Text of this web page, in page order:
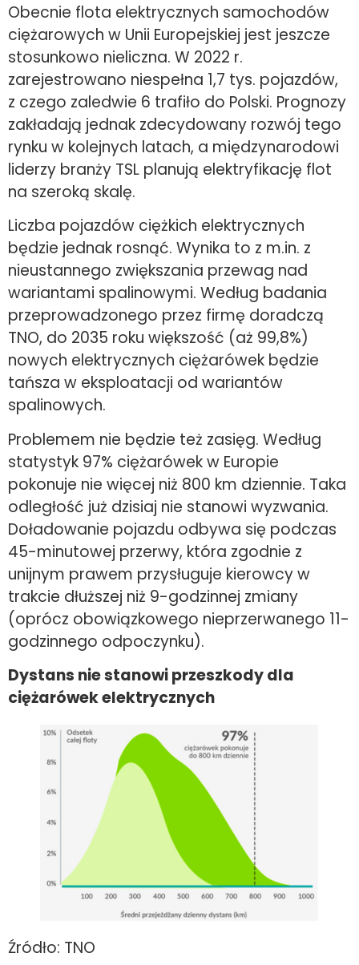
Obecnie flota elektrycznych samochodów
ciężarowych w Unii Europejskiej jest jeszcze
stosunkowo nieliczna. W 2022 r.
zarejestrowano niespełna 1,7 tys. pojazdów,
z czego zaledwie 6 trafiło do Polski. Prognozy
zakładają jednak zdecydowany rozwój tego
rynku w kolejnych latach, a międzynarodowi
liderzy branży TSL planują elektryfikację flot
na szeroką skalę.
Liczba pojazdów ciężkich elektrycznych
będzie jednak rosnąć. Wynika to z m.in. z
nieustannego zwiększania przewag nad
wariantami spalinowymi. Według badania
przeprowadzonego przez firmę doradczą
TNO, do 2035 roku większość (aż 99,8%)
nowych elektrycznych ciężarówek będzie
tańsza w eksploatacji od wariantów
spalinowych.
Problemem nie będzie też zasięg. Według
statystyk 97% ciężarówek w Europie
pokonuje nie więcej niż 800 km dziennie. Taka
odległość już dzisiaj nie stanowi wyzwania.
Doładowanie pojazdu odbywa się podczas
45-minutowej przerwy, która zgodnie z
unijnym prawem przysługuje kierowcy w
trakcie dłuższej niż 9-godzinnej zmiany
(oprócz obowiązkowego nieprzerwanego 11-
godzinnego odpoczynku).
Dystans nie stanowi przeszkody dla
ciężarówek elektrycznych
Źródło: TNO